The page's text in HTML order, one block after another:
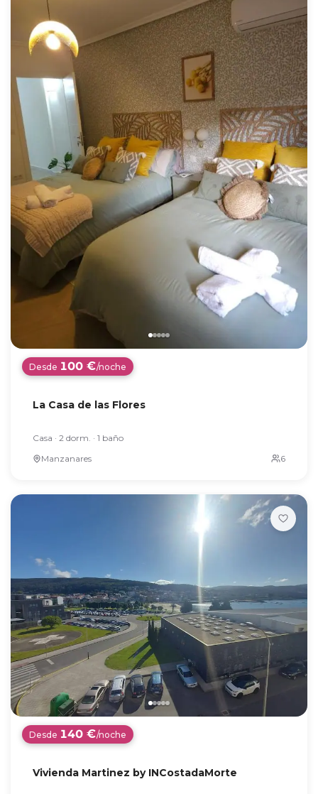
Desde 100 €/noche
La Casa de las Flores
Casa · 2 dorm. · 1 baño
Manzanares
Desde 140 €/noche
Vivienda Martinez by INCostadaMorte